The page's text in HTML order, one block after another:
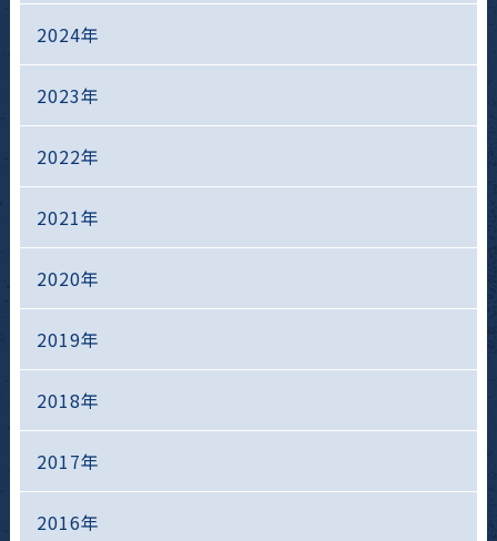
2024年
2023年
2022年
2021年
2020年
2019年
2018年
2017年
2016年